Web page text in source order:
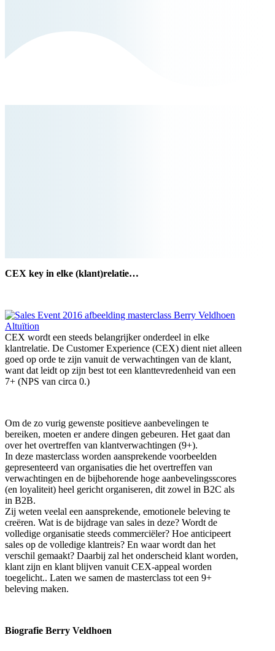
CEX key in elke (klant)relatie…
CEX wordt een steeds belangrijker onderdeel in elke
klantrelatie. De Customer Experience (CEX) dient niet alleen
goed op orde te zijn vanuit de verwachtingen van de klant,
want dat leidt op zijn best tot een klanttevredenheid van een
7+ (NPS van circa 0.)
Om de zo vurig gewenste positieve aanbevelingen te
bereiken, moeten er andere dingen gebeuren. Het gaat dan
over het overtreffen van klantverwachtingen (9+).
In deze masterclass worden aansprekende voorbeelden
gepresenteerd van organisaties die het overtreffen van
verwachtingen en de bijbehorende hoge aanbevelingsscores
(en loyaliteit) heel gericht organiseren, dit zowel in B2C als
in B2B.
Zij weten veelal een aansprekende, emotionele beleving te
creëren. Wat is de bijdrage van sales in deze? Wordt de
volledige organisatie steeds commerciëler? Hoe anticipeert
sales op de volledige klantreis? En waar wordt dan het
verschil gemaakt? Daarbij zal het onderscheid klant worden,
klant zijn en klant blijven vanuit CEX-appeal worden
toegelicht.. Laten we samen de masterclass tot een 9+
beleving maken.
Biografie Berry Veldhoen